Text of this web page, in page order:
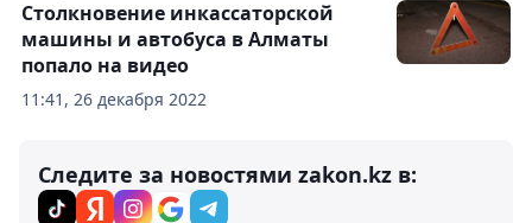
11:41, 26 декабря 2022
Столкновение инкассаторской
машины и автобуса в Алматы
попало на видео
Следите за новостями zakon.kz в: